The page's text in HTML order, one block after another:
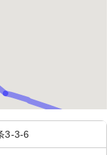
3-3-6